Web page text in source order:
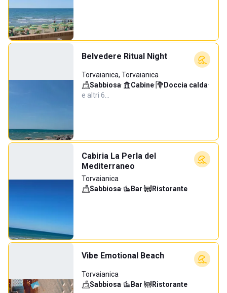
Belvedere Ritual Night
Torvaianica, Torvaianica
Sabbiosa· Cabine· Doccia calda·
e altri 6…
Cabiria La Perla del
Mediterraneo
Torvaianica
Sabbiosa· Bar· Ristorante
Vibe Emotional Beach
Torvaianica
Sabbiosa· Bar· Ristorante